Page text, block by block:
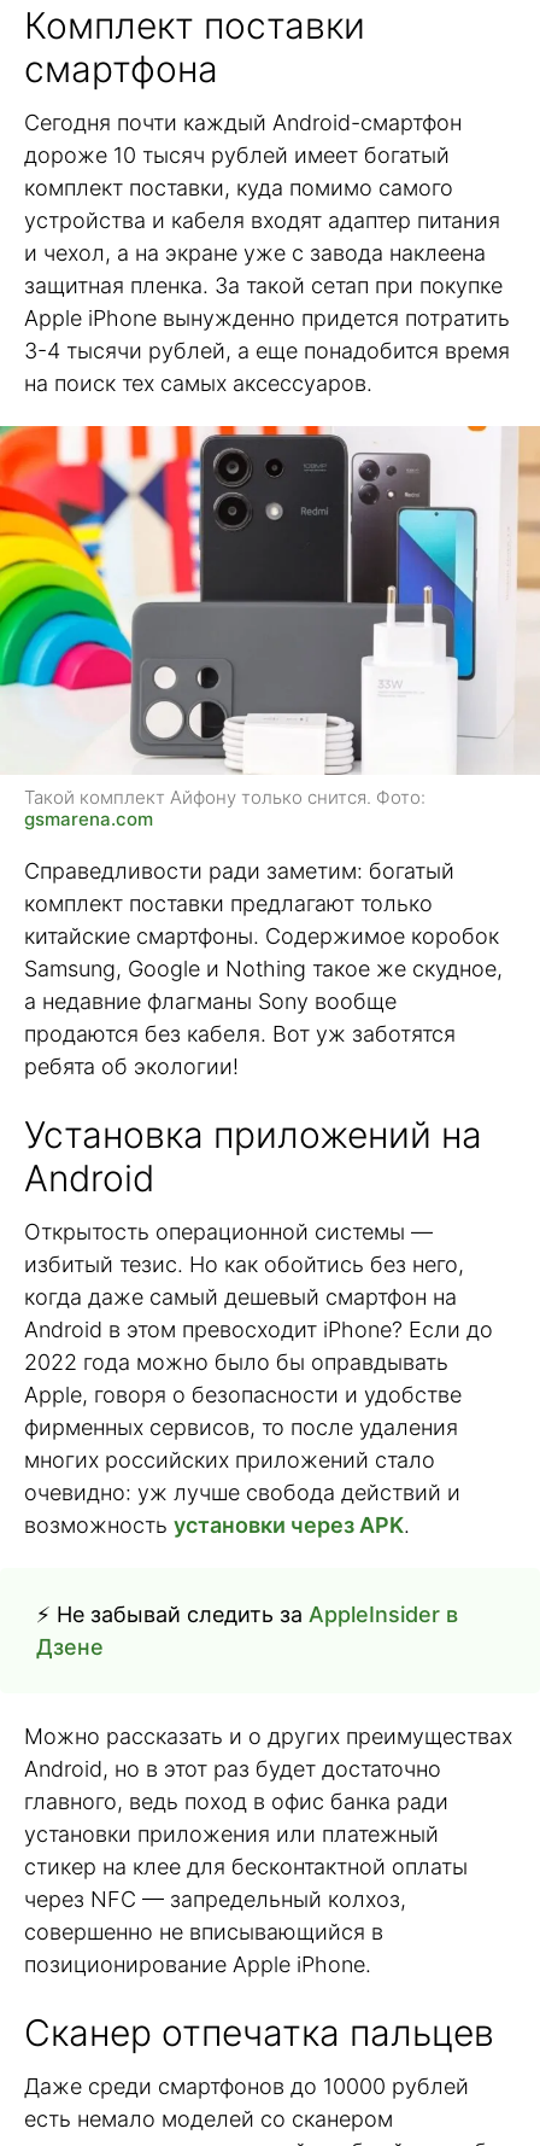
Комплект поставки
смартфона
Сегодня почти каждый Android-смартфон
дороже 10 тысяч рублей имеет богатый
комплект поставки, куда помимо самого
устройства и кабеля входят адаптер питания
и чехол, а на экране уже с завода наклеена
защитная пленка. За такой сетап при покупке
Apple iPhone вынужденно придется потратить
3-4 тысячи рублей, а еще понадобится время
на поиск тех самых аксессуаров.
Такой комплект Айфону только снится. Фото:
gsmarena.com
Справедливости ради заметим: богатый
комплект поставки предлагают только
китайские смартфоны. Содержимое коробок
Samsung, Google и Nothing такое же скудное,
а недавние флагманы Sony вообще
продаются без кабеля. Вот уж заботятся
ребята об экологии!
Установка приложений на
Android
Открытость операционной системы —
избитый тезис. Но как обойтись без него,
когда даже самый дешевый смартфон на
Android в этом превосходит iPhone? Если до
2022 года можно было бы оправдывать
Apple, говоря о безопасности и удобстве
фирменных сервисов, то после удаления
многих российских приложений стало
очевидно: уж лучше свобода действий и
возможность установки через APK.
⚡ Не забывай следить за AppleInsider в
Дзене
Можно рассказать и о других преимуществах
Android, но в этот раз будет достаточно
главного, ведь поход в офис банка ради
установки приложения или платежный
стикер на клее для бесконтактной оплаты
через NFC — запредельный колхоз,
совершенно не вписывающийся в
позиционирование Apple iPhone.
Сканер отпечатка пальцев
Даже среди смартфонов до 10000 рублей
есть немало моделей со сканером